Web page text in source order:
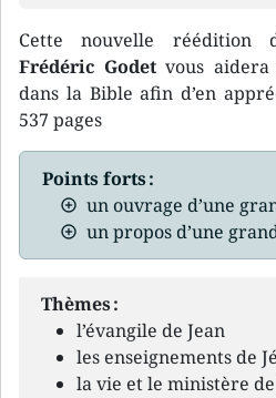
Cette nouvelle réédition
Frédéric Godetvous aidera
dans la Bible afin d’en
537 pages
Points forts :
un ouvrage d’une
un propos d’une
Thèmes :
l’évangile de Jean
les enseignements de
la vie et le ministère de